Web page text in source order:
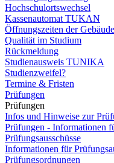
Hochschulortswechsel
Kassenautomat TUKAN
Öffnungszeiten der Gebäude
Qualität im Studium
Rückmeldung
Studienausweis TUNIKA
Studienzweifel?
Termine & Fristen
Prüfungen
Prüfungen
Infos und Hinweise zur
Prüfungen - Informationen
Prüfungsausschüsse
Informationen für
Prüfungsordnungen